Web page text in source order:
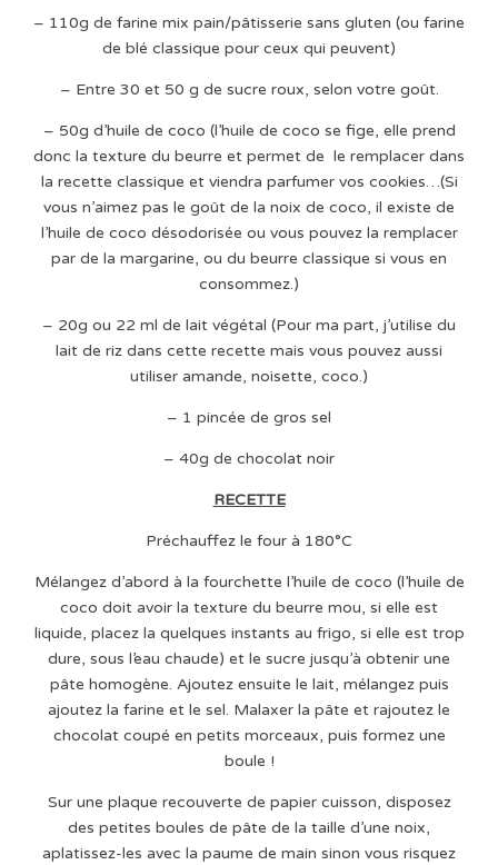
– 110g de farine mix pain/pâtisserie sans gluten (ou farine
de blé classique pour ceux qui peuvent)
– Entre 30 et 50 g de sucre roux, selon votre goût.
– 50g d’huile de coco (l’huile de coco se fige, elle prend
donc la texture du beurre et permet de le remplacer dans
la recette classique et viendra parfumer vos cookies…(Si
vous n’aimez pas le goût de la noix de coco, il existe de
l’huile de coco désodorisée ou vous pouvez la remplacer
par de la margarine, ou du beurre classique si vous en
consommez.)
– 20g ou 22 ml de lait végétal (Pour ma part, j’utilise du
lait de riz dans cette recette mais vous pouvez aussi
utiliser amande, noisette, coco.)
– 1 pincée de gros sel
– 40g de chocolat noir
RECETTE
Préchauffez le four à 180°C
Mélangez d’abord à la fourchette l’huile de coco (l’huile de
coco doit avoir la texture du beurre mou, si elle est
liquide, placez la quelques instants au frigo, si elle est trop
dure, sous l’eau chaude) et le sucre jusqu’à obtenir une
pâte homogène. Ajoutez ensuite le lait, mélangez puis
ajoutez la farine et le sel. Malaxer la pâte et rajoutez le
chocolat coupé en petits morceaux, puis formez une
boule !
Sur une plaque recouverte de papier cuisson, disposez
des petites boules de pâte de la taille d’une noix,
aplatissez-les avec la paume de main sinon vous risquez